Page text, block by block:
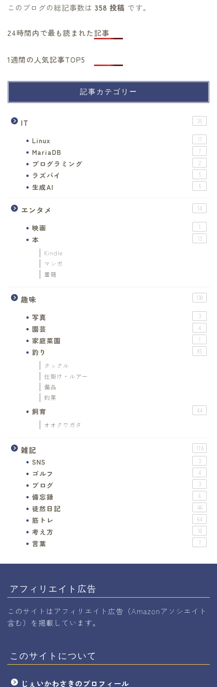
このブログの総記事数は 358 投稿 です。
24時間内で最も読まれた記事
1週間の人気記事TOP5
記事カテゴリー
IT 35
Linux 17
MariaDB 7
プログラミング 2
ラズパイ 5
生成AI 5
エンタメ 14
映画 1
本 13
Kindle
マンガ
書籍
趣味 138
写真 3
園芸 4
家庭菜園 1
釣り 85
タックル
仕掛け・ルアー
備品
釣果
飼育 44
オオクワガタ
雑記 174
SNS 3
ゴルフ 4
ブログ 3
備忘録 6
徒然日記 46
筋トレ 64
考え方 18
言葉 7
アフィリエイト広告
このサイトはアフィリエイト広告（Amazonアソシエイト
含む）を掲載しています。
このサイトについて
じぇいかわさきのプロフィール